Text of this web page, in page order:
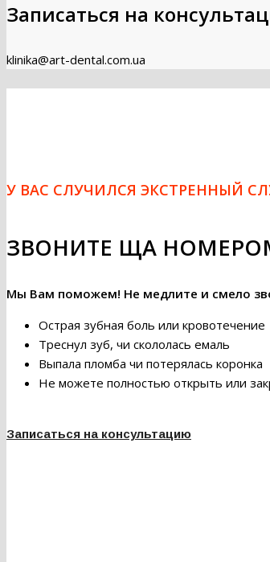
Записаться на
klinika@art-dental.com.ua
У ВАС СЛУЧИЛСЯ ЭКСТРЕННЫЙ
ЗВОНИТЕ ЩА НОМЕРОМ
Мы Вам поможем! Не медлите и смело
Острая зубная боль или кровотечение
Треснул зуб, чи скололась емаль
Выпала пломба чи потерялась коронка
Не можете полностью открыть или
Записаться на консультацию